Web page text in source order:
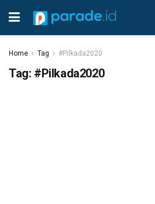
Home Tag #Pilkada2020
Tag: #Pilkada2020